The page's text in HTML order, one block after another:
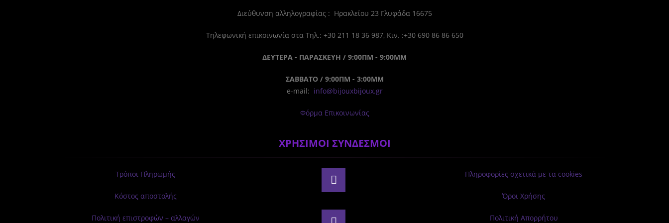
Διεύθυνση αλληλογραφίας : Ηρακλείου 23 Γλυφάδα 16675
Tηλεφωνική επικοινωνία στα Τηλ.: +30 211 18 36 987, Κιν. :+30 690 86 86 650
ΔΕΥΤΕΡΑ - ΠΑΡΑΣΚΕΥΗ / 9:00ΠΜ - 9:00ΜΜ
ΣΑΒΒΑΤΟ / 9:00ΠΜ - 3:00ΜΜ
e-mail: info@bijouxbijoux.gr
Φόρμα Επικοινωνίας
ΧΡΗΣΙΜΟΙ ΣΥΝΔΕΣΜΟΙ
Τρόποι Πληρωμής
Κόστος αποστολής
Πολιτική επιστροφών – αλλαγών
Πληροφορίες σχετικά με τα cookies
Όροι Χρήσης
Πολιτική Απορρήτου